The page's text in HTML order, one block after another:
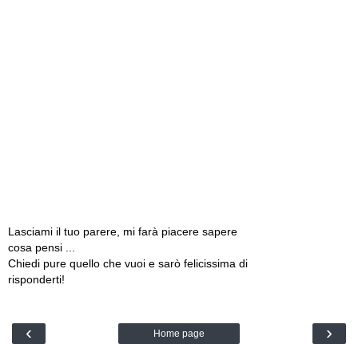
Lasciami il tuo parere, mi farà piacere sapere
cosa pensi ...
Chiedi pure quello che vuoi e sarò felicissima di
risponderti!
‹ ›
Home page